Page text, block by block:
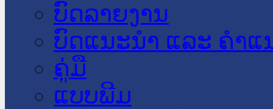
ບົດລາຍງານ
ບົດແນະນໍາ ແລະ ຄໍາແ
ຄູ່ມື
ແບບພີມ